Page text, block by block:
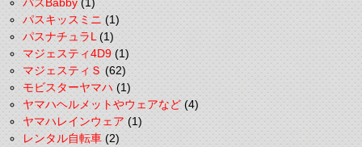
パスキッスミニ(1)
パスナチュラL(1)
マジェスティ4D9(1)
マジェスティＳ(62)
モビスターヤマハ(1)
ヤマハヘルメットやウェアなど(4)
ヤマハレインウェア(1)
レンタル自転車(2)